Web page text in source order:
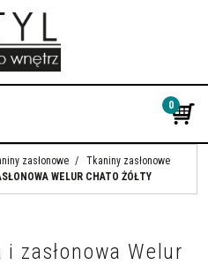
0
zasłonowe /
Tkaniny zasłonowe
WELUR CHATO ŻÓŁTY
zasłonowa Welur